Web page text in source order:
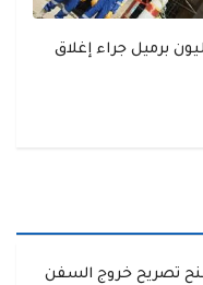
تراجع صادرات النفط إلى 1.5 مليون برميل جراء إغلاق
تصريح خروج السفن